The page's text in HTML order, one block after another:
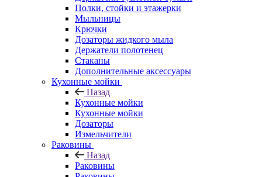
Полки, стойки и этажерки
Мыльницы
Крючки
Дозаторы жидкого мыла
Держатели полотенец
Стаканы
Дополнительные аксессуары
Кухонные мойки
Назад
Кухонные мойки
Кухонные мойки
Дозаторы
Измельчители
Раковины
Назад
Раковины